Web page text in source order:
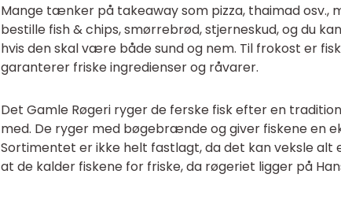
Mange tænker på takeaway som pizza, thaimad osv.,
bestille fish & chips, smørrebrød, stjerneskud, og du
hvis den skal være både sund og nem. Til frokost er
garanterer friske ingredienser og råvarer.
Det Gamle Røgeri ryger de ferske fisk efter en
med. De ryger med bøgebrænde og giver fiskene en
Sortimentet er ikke helt fastlagt, da det kan veksle
at de kalder fiskene for friske, da røgeriet ligger på